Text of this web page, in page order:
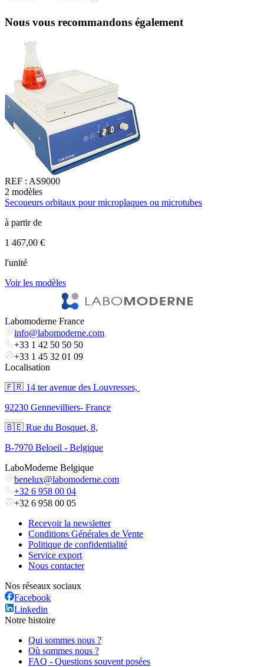
Nous vous recommandons également
REF : AS9000
2 modèles
Secoueurs orbitaux pour microplaques ou microtubes
à partir de
1 467,00 €
l'unité
Voir les modèles
Labomoderne France
info@labomoderne.com
+33 1 42 50 50 50
+33 1 45 32 01 09
Localisation
🇫🇷 ​14 ter avenue des Louvresses,
92230 Gennevilliers- France
🇧🇪 Rue du Bosquet, 8,
B-7970 Beloeil - Belgique
LaboModerne Belgique
benelux@labomoderne.com
+32 6 958 00 04
+32 6 958 00 05
Recevoir la newsletter
Conditions Générales de Vente
Politique de confidentialité
Service export
Nous contacter
Nos réseaux sociaux
Facebook
Linkedin
Notre histoire
Qui sommes nous ?
Où sommes nous ?
FAQ - Questions souvent posées